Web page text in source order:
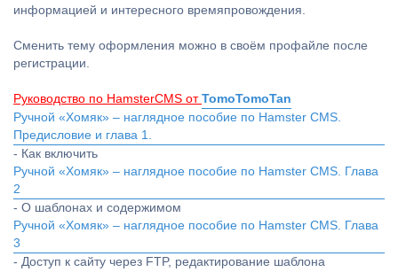
информацией и интересного времяпровождения.
Сменить тему оформления можно в своём профайле после
регистрации.
Руководство по HamsterCMS от TomoTomoTan
Ручной «Хомяк» – наглядное пособие по Hamster CMS.
Предисловие и глава 1.
- Как включить
Ручной «Хомяк» – наглядное пособие по Hamster CMS. Глава
2
- О шаблонах и содержимом
Ручной «Хомяк» – наглядное пособие по Hamster CMS. Глава
3
- Доступ к сайту через FTP, редактирование шаблона